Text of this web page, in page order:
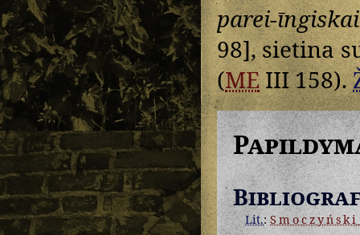
parei-īngiskai
98], sietina
(MEIII 158).
Lit.:Smoczyński